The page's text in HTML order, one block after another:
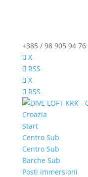
+385 / 98 905 94 76
X
RSS
X
RSS
Start
Centro Sub
Centro Sub
Barche Sub
Posti immersioni